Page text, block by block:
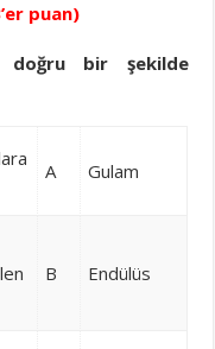
puan)
doğru bir şekilde
A Gulam
B Endülüs